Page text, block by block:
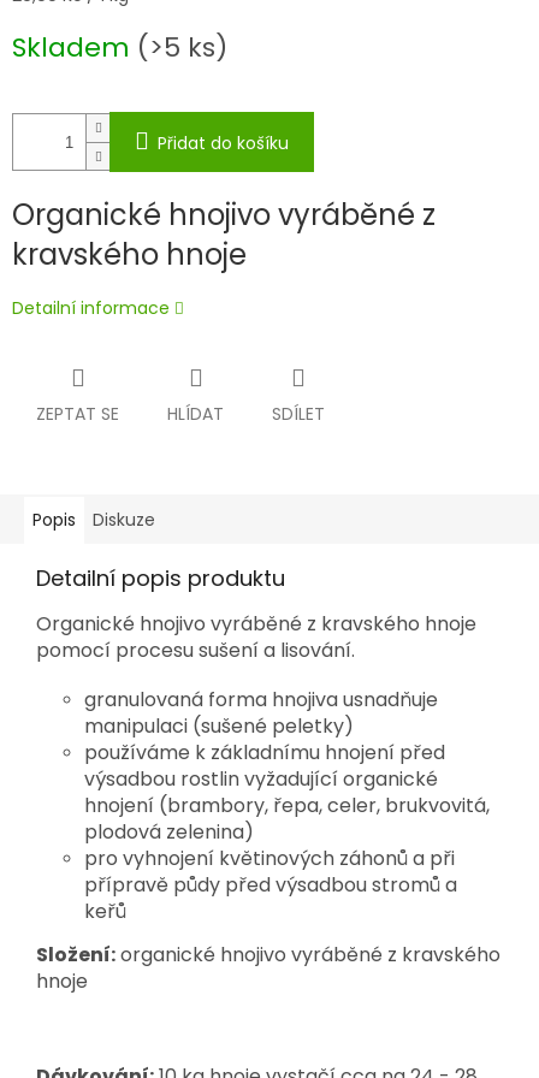
Skladem (>5 ks)
Přidat do košíku
Organické hnojivo vyráběné z
kravského hnoje
Detailní informace
ZEPTAT SE HLÍDAT SDÍLET
Popis Diskuze
Detailní popis produktu
Organické hnojivo vyráběné z kravského hnoje
pomocí procesu sušení a lisování.
granulovaná forma hnojiva usnadňuje
manipulaci (sušené peletky)
používáme k základnímu hnojení před
výsadbou rostlin vyžadující organické
hnojení (brambory, řepa, celer, brukvovitá,
plodová zelenina)
pro vyhnojení květinových záhonů a při
přípravě půdy před výsadbou stromů a
keřů
Složení:organické hnojivo vyráběné z kravského
hnoje